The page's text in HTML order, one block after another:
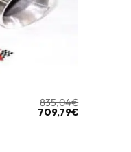
835,04€
709,79€